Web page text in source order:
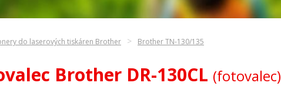
do laserových tiskáren Brother Brother TN-130/135
Brother DR-130CL (fotovalec)